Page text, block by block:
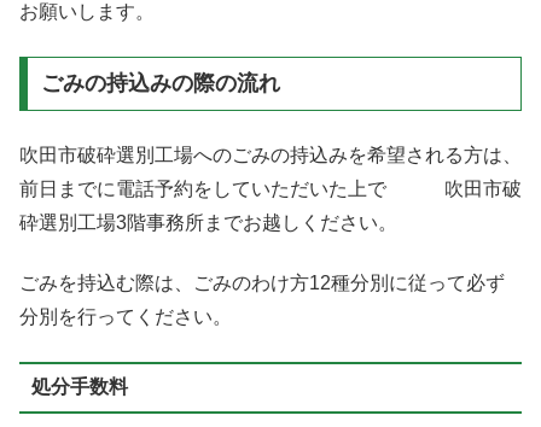
お願いします。
ごみの持込みの際の流れ
吹田市破砕選別工場へのごみの持込みを希望される方は、
前日までに電話予約をしていただいた上で 吹田市破
砕選別工場3階事務所までお越しください。
ごみを持込む際は、ごみのわけ方12種分別に従って必ず
分別を行ってください。
処分手数料